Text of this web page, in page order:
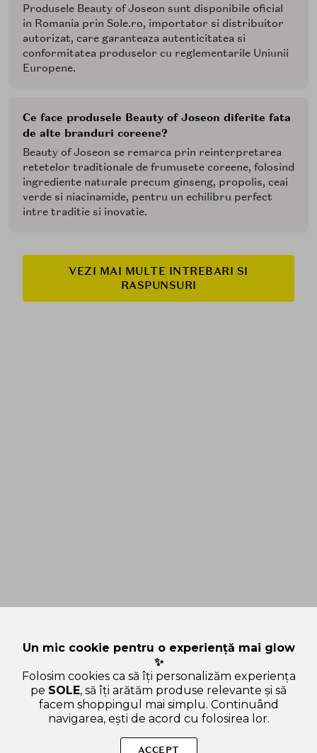
Produsele Beauty of Joseon sunt disponibile oficial
in Romania prin Sole.ro, importator si distribuitor
autorizat, care garanteaza autenticitatea si
conformitatea produselor cu reglementarile Uniunii
Europene.
Ce face produsele Beauty of Joseon diferite fata
de alte branduri coreene?
Beauty of Joseon se remarca prin reinterpretarea
retetelor traditionale de frumusete coreene, folosind
ingrediente naturale precum ginseng, propolis, ceai
verde si niacinamide, pentru un echilibru perfect
intre traditie si inovatie.
VEZI MAI MULTE INTREBARI SI
RASPUNSURI
Un mic cookie pentru o experiență mai glow
✨
Folosim cookies ca să îți personalizăm experiența
pe SOLE, să îți arătăm produse relevante și să
facem shoppingul mai simplu. Continuând
navigarea, ești de acord cu folosirea lor.
ACCEPT